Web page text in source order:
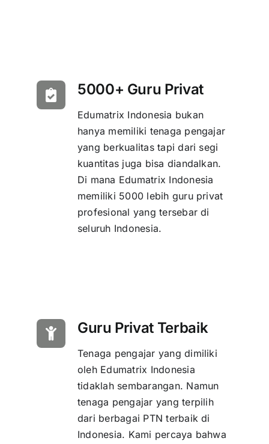
5000+ Guru Privat
Edumatrix Indonesia bukan
hanya memiliki tenaga pengajar
yang berkualitas tapi dari segi
kuantitas juga bisa diandalkan.
Di mana Edumatrix Indonesia
memiliki 5000 lebih guru privat
profesional yang tersebar di
seluruh Indonesia.
Guru Privat Terbaik
Tenaga pengajar yang dimiliki
oleh Edumatrix Indonesia
tidaklah sembarangan. Namun
tenaga pengajar yang terpilih
dari berbagai PTN terbaik di
Indonesia. Kami percaya bahwa